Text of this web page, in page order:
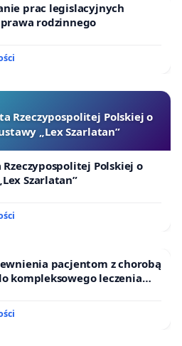
prac legislacyjnych
rodzinnego
Rzeczypospolitej Polskiej o
„Lex Szarlatan”
Polskiej o
Szarlatan”
pacjentom z chorobą
kompleksowego leczenia